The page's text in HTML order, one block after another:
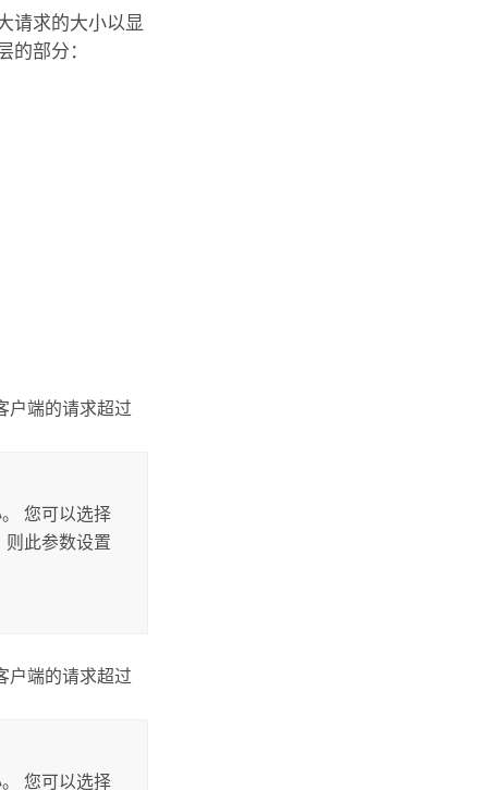
请求的大小以显
部分：
户端的请求超过
您可以选择
则此参数设置
户端的请求超过
您可以选择